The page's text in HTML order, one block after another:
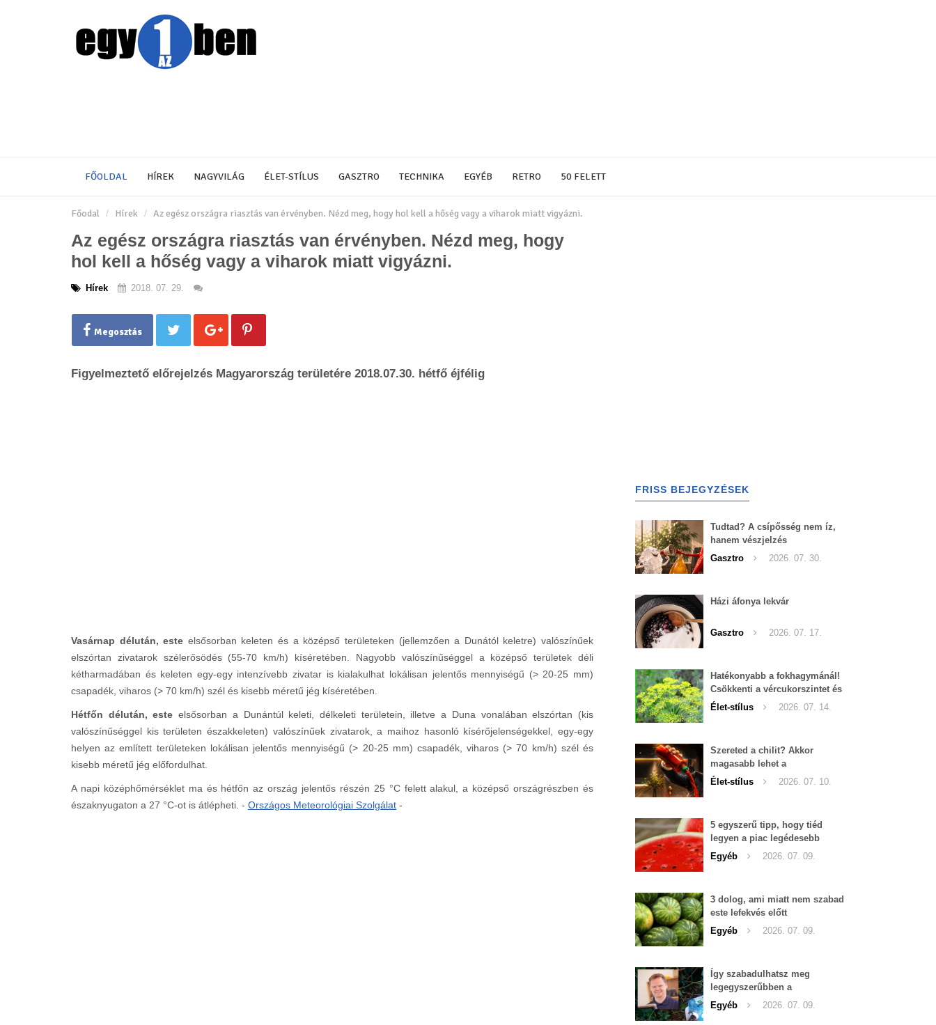
FŐOLDAL HÍREK NAGYVILÁG ÉLET-STÍLUS GASZTRO TECHNIKA EGYÉB RETRO 50 FELETT
Főodal Hírek Az egész országra riasztás van érvényben. Nézd meg, hogy hol kell a hőség vagy a viharok miatt vigyázni.
Az egész országra riasztás van érvényben. Nézd meg, hogy
hol kell a hőség vagy a viharok miatt vigyázni.
Hírek 2018. 07. 29.
Megosztás
Figyelmeztető előrejelzés Magyarország területére 2018.07.30. hétfő éjfélig
Vasárnap délután, este elsősorban keleten és a középső területeken (jellemzően a Dunától keletre) valószínűek
elszórtan zivatarok szélerősödés (55-70 km/h) kíséretében. Nagyobb valószínűséggel a középső területek déli
kétharmadában és keleten egy-egy intenzívebb zivatar is kialakulhat lokálisan jelentős mennyiségű (> 20-25 mm)
csapadék, viharos (> 70 km/h) szél és kisebb méretű jég kíséretében.
Hétfőn délután, este elsősorban a Dunántúl keleti, délkeleti területein, illetve a Duna vonalában elszórtan (kis
valószínűséggel kis területen északkeleten) valószínűek zivatarok, a maihoz hasonló kísérőjelenségekkel, egy-egy
helyen az említett területeken lokálisan jelentős mennyiségű (> 20-25 mm) csapadék, viharos (> 70 km/h) szél és
kisebb méretű jég előfordulhat.
A napi középhőmérséklet ma és hétfőn az ország jelentős részén 25 °C felett alakul, a középső országrészben és
északnyugaton a 27 °C-ot is átlépheti. - Országos Meteorológiai Szolgálat -
FRISS BEJEGYZÉSEK
Tudtad? A csípősség nem íz,
hanem vészjelzés
Gasztro
2026. 07. 30.
Házi áfonya lekvár
Gasztro 2026. 07. 17.
Hatékonyabb a fokhagymánál!
Csökkenti a vércukorszintet és
a magas vérnyomást is!
Élet-stílus 2026. 07. 14.
Szereted a chilit? Akkor
magasabb lehet a
tesztoszteron-szinted
Élet-stílus 2026. 07. 10.
5 egyszerű tipp, hogy tiéd
legyen a piac legédesebb
görögdinnyéje
Egyéb 2026. 07. 09.
3 dolog, ami miatt nem szabad
este lefekvés előtt
görögdinnyét enni
Egyéb 2026. 07. 09.
Így szabadulhatsz meg
legegyszerűbben a
pucércsigáktól
Egyéb 2026. 07. 09.